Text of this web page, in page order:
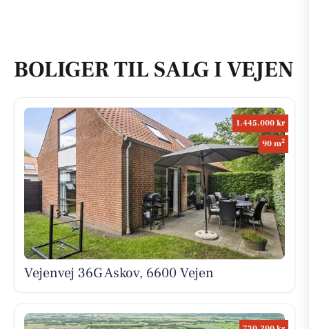
BOLIGER TIL SALG I VEJEN
1.445.000 kr
90 m2
Vejenvej 36G Askov, 6600 Vejen